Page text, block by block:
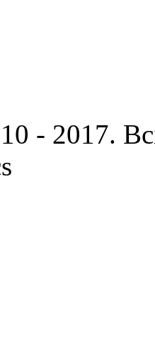
- 2017.